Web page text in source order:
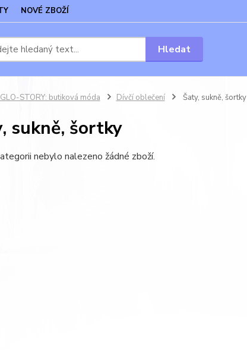
NOVÉ ZBOŽÍ
Hledat
GLO-STORY: butiková móda Dívčí oblečení Šaty, sukně, šortky
sukně, šortky
nebylo nalezeno žádné zboží.